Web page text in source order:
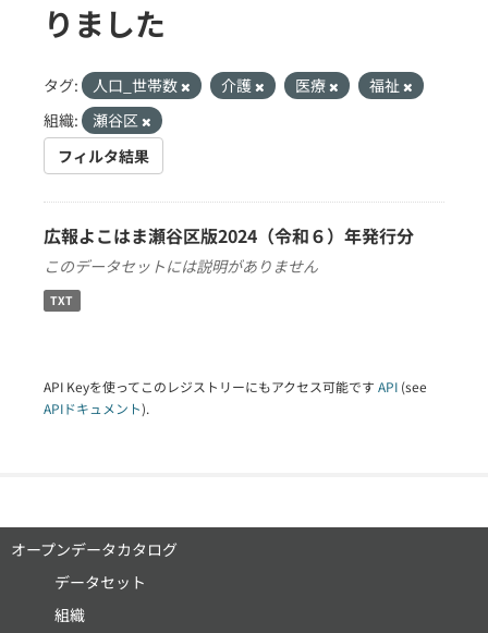
りました
タグ: 人口_世帯数 介護 医療
福祉
組織:
瀬谷区
フィルタ結果
広報よこはま瀬谷区版2024（令和６）年発行分
このデータセットには説明がありません
TXT
API Keyを使ってこのレジストリーにもアクセス可能です API (see
APIドキュメント).
オープンデータカタログ
データセット
組織